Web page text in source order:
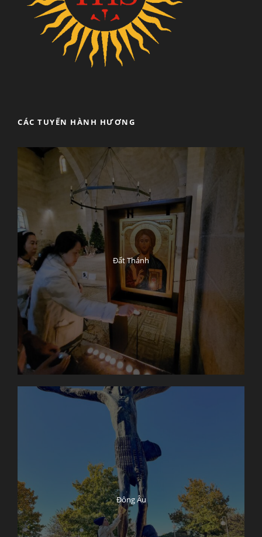
CÁC TUYẾN HÀNH HƯƠNG
Đất Thánh
Đông Âu